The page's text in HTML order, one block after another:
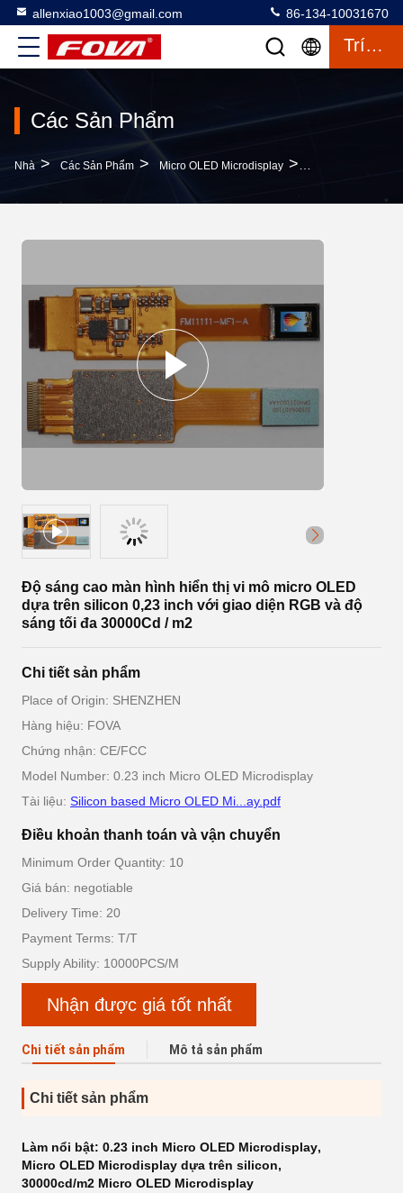
allenxiao1003@gmail.com 86-134-10031670
Trích Dẫn
Các Sản Phẩm
Nhà > Các Sản Phẩm > Micro OLED Microdisplay >
Độ sáng cao màn hình hiển thị vi mô micro OLED
dựa trên silicon 0,23 inch với giao diện RGB và độ
sáng tối đa 30000Cd / m2
Chi tiết sản phẩm
Place of Origin: SHENZHEN
Hàng hiệu: FOVA
Chứng nhận: CE/FCC
Model Number: 0.23 inch Micro OLED Microdisplay
Tài liệu: Silicon based Micro OLED Mi...ay.pdf
Điều khoản thanh toán và vận chuyển
Minimum Order Quantity: 10
Giá bán: negotiable
Delivery Time: 20
Payment Terms: T/T
Supply Ability: 10000PCS/M
Nhận được giá tốt nhất
Chi tiết sản phẩm Mô tả sản phẩm
Chi tiết sản phẩm
Làm nổi bật: 0.23 inch Micro OLED Microdisplay,
Micro OLED Microdisplay dựa trên silicon,
30000cd/m2 Micro OLED Microdisplay